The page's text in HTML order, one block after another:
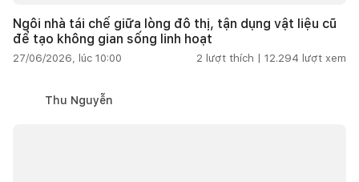
Ngôi nhà tái chế giữa lòng đô thị, tận dụng vật liệu cũ
để tạo không gian sống linh hoạt
27/06/2026, lúc 10:00 2 lượt thích | 12.294 lượt xem
Thu Nguyễn